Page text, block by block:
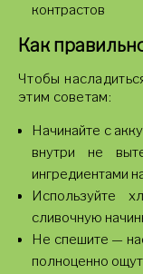
контрастов
Как
Чтобы
этим советам:
Начинайте с
внутри не
ингредиентами
Используйте
сливочную
Не спешите —
полноценно